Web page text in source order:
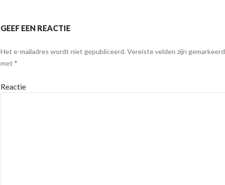
GEEF EEN REACTIE
Het e-mailadres wordt niet gepubliceerd. Vereiste velden zijn gemarkeerd
met *
Reactie